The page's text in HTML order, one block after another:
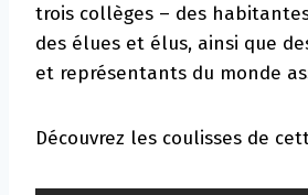
trois collèges – des
des élues et élus, ainsi que
et représentants du monde
Découvrez les coulisses de